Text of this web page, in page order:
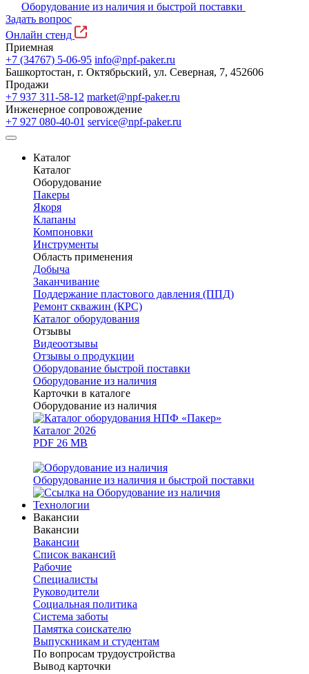
Оборудование из наличия и быстрой поставки
Задать вопрос
Онлайн стенд
Приемная
+7 (34767) 5-06-95 info@npf-paker.ru
Башкортостан, г. Октябрьский, ул. Северная, 7, 452606
Продажи
+7 937 311-58-12 market@npf-paker.ru
Инженерное сопровождение
+7 927 080-40-01 service@npf-paker.ru
Каталог
Каталог
Оборудование
Пакеры
Якоря
Клапаны
Компоновки
Инструменты
Область применения
Добыча
Заканчивание
Поддержание пластового давления (ППД)
Ремонт скважин (КРС)
Каталог оборудования
Отзывы
Видеоотзывы
Отзывы о продукции
Оборудование быстрой поставки
Оборудование из наличия
Карточки в каталоге
Оборудование из наличия
Каталог 2026
PDF 26 MB
Оборудование из наличия и быстрой поставки
Технологии
Вакансии
Вакансии
Вакансии
Список вакансий
Рабочие
Специалисты
Руководители
Cоциальная политика
Система заботы
Памятка соискателю
Выпускникам и студентам
По вопросам трудоустройства
Вывод карточки